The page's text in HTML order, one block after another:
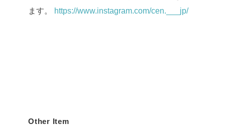
ます。
https://www.instagram.com/cen.___jp/
Other Item